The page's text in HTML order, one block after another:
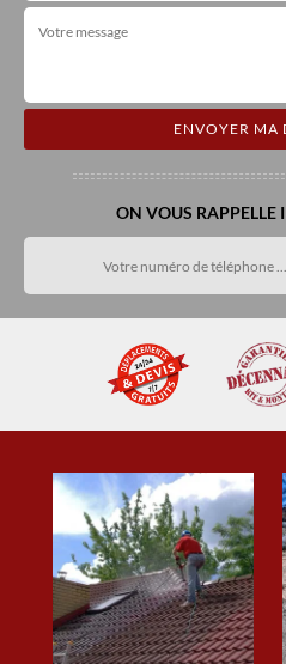
ON VOUS RAPPELLE